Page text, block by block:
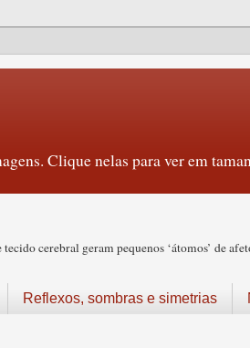
Clique nelas para ver em
cerebral geram pequenos ‘átomos’ de
Reflexos, sombras e simetrias